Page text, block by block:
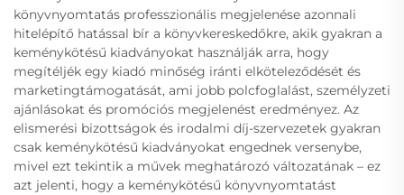
könyvnyomtatás professzionális megjelenése azonnali
hitelépítő hatással bír a könyvkereskedőkre, akik gyakran a
keménykötésű kiadványokat használják arra, hogy
megítéljék egy kiadó minőség iránti elköteleződését és
marketingtámogatását, ami jobb polcfoglalást, személyzeti
ajánlásokat és promóciós megjelenést eredményez. Az
elismerési bizottságok és irodalmi díj-szervezetek gyakran
csak keménykötésű kiadványokat engednek versenybe,
mivel ezt tekintik a művek meghatározó változatának – ez
azt jelenti, hogy a keménykötésű könyvnyomtatást